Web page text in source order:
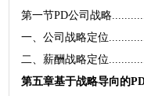
第一节PD公司战略
一、公司战略定位
二、薪酬战略定位
第五章基于战略导向的